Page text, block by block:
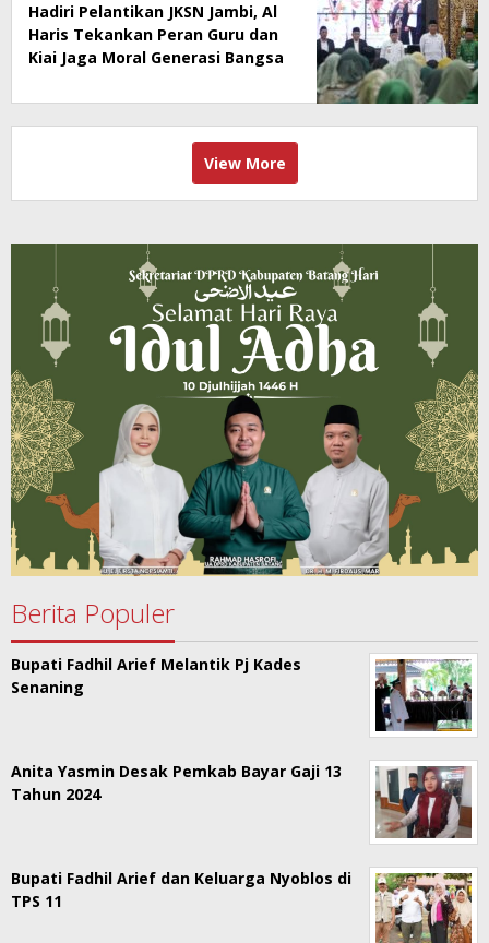
Hadiri Pelantikan JKSN Jambi, Al
Haris Tekankan Peran Guru dan
Kiai Jaga Moral Generasi Bangsa
View More
Berita Populer
Bupati Fadhil Arief Melantik Pj Kades
Senaning
Anita Yasmin Desak Pemkab Bayar Gaji 13
Tahun 2024
Bupati Fadhil Arief dan Keluarga Nyoblos di
TPS 11